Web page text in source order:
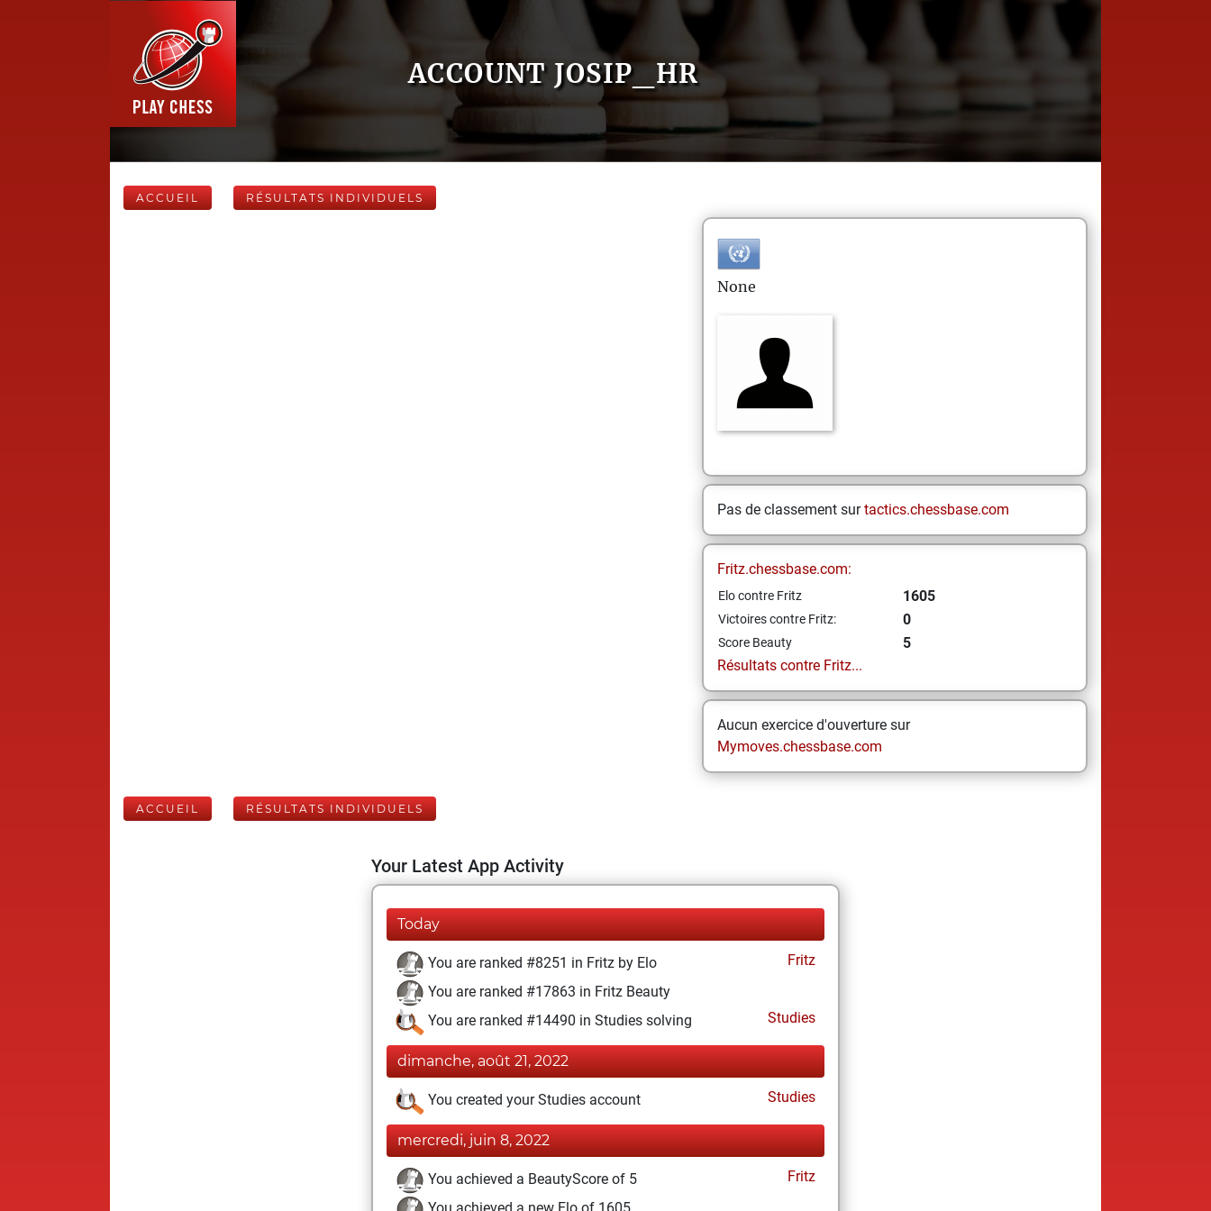
ACCOUNT JOSIP_HR
ACCUEIL RÉSULTATS INDIVIDUELS
None
Pas de classement surtactics.chessbase.com
Fritz.chessbase.com:
Elo contre Fritz 1605
Victoires contre Fritz: 0
Score Beauty
5
Résultats contre Fritz...
Aucun exercice d'ouverture sur
Mymoves.chessbase.com
ACCUEIL RÉSULTATS INDIVIDUELS
Your Latest App Activity
Today
You are ranked #8251 in Fritz by Elo
Fritz
You are ranked #17863 in Fritz Beauty
You are ranked #14490 in Studies solving
Studies
dimanche, août 21, 2022
You created your Studies account Studies
mercredi, juin 8, 2022
You achieved a BeautyScore of 5
Fritz